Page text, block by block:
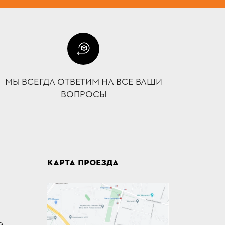
МЫ ВСЕГДА ОТВЕТИМ НА ВСЕ ВАШИ
ВОПРОСЫ
КАРТА ПРОЕЗДА